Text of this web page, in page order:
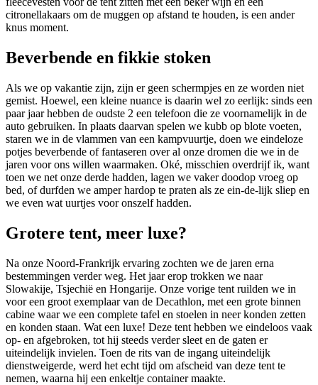
citronellakaars om de muggen op afstand te houden, is een ander
knus moment.
Beverbende en fikkie stoken
Als we op vakantie zijn, zijn er geen schermpjes en ze worden niet
gemist. Hoewel, een kleine nuance is daarin wel zo eerlijk: sinds een
paar jaar hebben de oudste 2 een telefoon die ze voornamelijk in de
auto gebruiken. In plaats daarvan spelen we kubb op blote voeten,
staren we in de vlammen van een kampvuurtje, doen we eindeloze
potjes beverbende of fantaseren over al onze dromen die we in de
jaren voor ons willen waarmaken. Oké, misschien overdrijf ik, want
toen we net onze derde hadden, lagen we vaker doodop vroeg op
bed, of durfden we amper hardop te praten als ze ein-de-lijk sliep en
we even wat uurtjes voor onszelf hadden.
Grotere tent, meer luxe?
Na onze Noord-Frankrijk ervaring zochten we de jaren erna
bestemmingen verder weg. Het jaar erop trokken we naar
Slowakije, Tsjechië en Hongarije. Onze vorige tent ruilden we in
voor een groot exemplaar van de Decathlon, met een grote binnen
cabine waar we een complete tafel en stoelen in neer konden zetten
en konden staan. Wat een luxe! Deze tent hebben we eindeloos vaak
op- en afgebroken, tot hij steeds verder sleet en de gaten er
uiteindelijk invielen. Toen de rits van de ingang uiteindelijk
dienstweigerde, werd het echt tijd om afscheid van deze tent te
nemen, waarna hij een enkeltje container maakte.